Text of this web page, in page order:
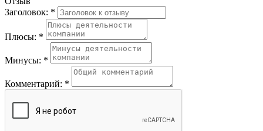
Заголовок: *
Плюсы: *
Минусы: *
Комментарий: *